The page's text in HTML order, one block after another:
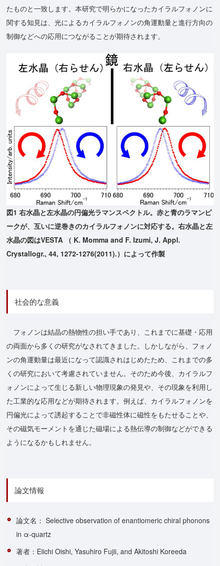
たものと一致します。本研究で明らかになったカイラルフォノンに
関する知見は、光によるカイラルフォノンの角運動量と進行方向の
制御などへの応用につながることが期待されます。
図1 右水晶と左水晶の円偏光ラマンスペクトル。赤と青のラマンピ
ークが、互いに逆巻きのカイラルフォノンに対応する。右水晶と左
水晶の図はVESTA （ K. Momma and F. Izumi, J. Appl.
Crystallogr., 44, 1272-1276(2011).）によって作製
社会的な意義
フォノンは結晶の熱物性の担い手であり、これまでに基礎・応用
の両面から多くの研究がなされてきました。しかしながら、フォノ
ンの角運動量は最近になって認識されはじめたため、これまでの多
くの研究において考慮されていません。そのため今後、カイラルフ
ォノンによって生じる新しい物理現象の発見や、その現象を利用し
た工業的な応用などが期待されます。例えば、カイラルフォノンを
円偏光によって誘起することで非磁性体に磁性をもたせることや、
その磁気モーメントを通じた磁場による熱伝導の制御などができる
ようになるかもしれません。
論文情報
論文名： Selective observation of enantiomeric chiral phonons
in α-quartz
著者：Eiichi Oishi, Yasuhiro Fujii, and Akitoshi Koreeda